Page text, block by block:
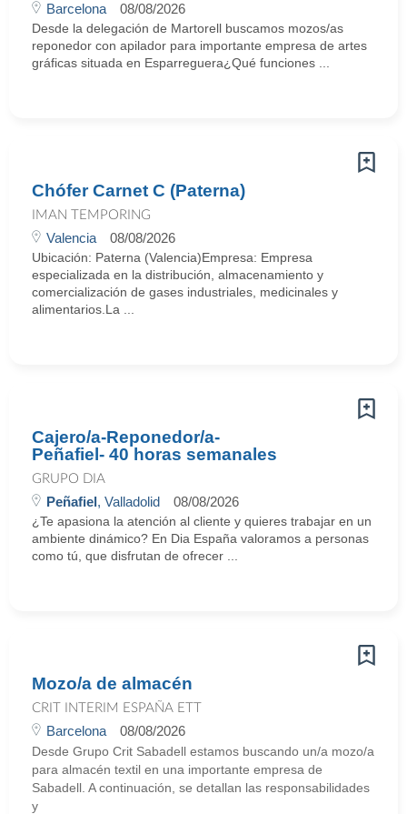
Barcelona 08/08/2026
Desde la delegación de Martorell buscamos mozos/as
reponedor con apilador para importante empresa de artes
gráficas situada en Esparreguera¿Qué funciones ...
Chófer Carnet C (Paterna)
IMAN TEMPORING
Valencia 08/08/2026
Ubicación: Paterna (Valencia)Empresa: Empresa
especializada en la distribución, almacenamiento y
comercialización de gases industriales, medicinales y
alimentarios.La ...
Cajero/a-Reponedor/a-
Peñafiel- 40 horas semanales
GRUPO DIA
Peñafiel, Valladolid 08/08/2026
¿Te apasiona la atención al cliente y quieres trabajar en un
ambiente dinámico? En Dia España valoramos a personas
como tú, que disfrutan de ofrecer ...
Mozo/a de almacén
CRIT INTERIM ESPAÑA ETT
Barcelona 08/08/2026
Desde Grupo Crit Sabadell estamos buscando un/a mozo/a
para almacén textil en una importante empresa de
Sabadell. A continuación, se detallan las responsabilidades
y